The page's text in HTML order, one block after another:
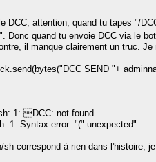
DCC, attention, quand tu tapes "/
Donc quand tu envoie DCC via le
il manque clairement un truc.
SEND "+
1: DCC: not found
1: Syntax error: "(" unexpected"
sh correspond à rien dans l'histoire,